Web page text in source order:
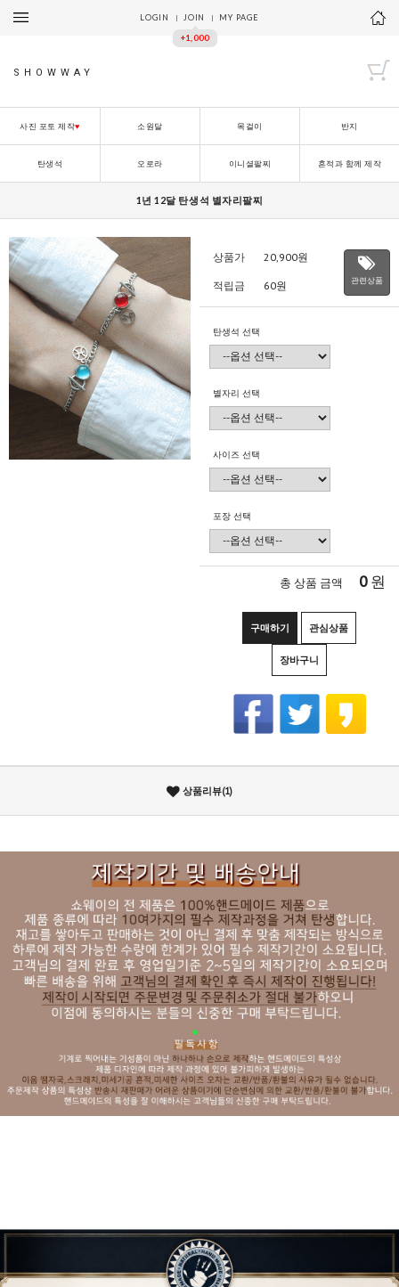
LOGIN JOIN
+1,000
MY PAGE
SHOWWAY
사진 포토 제작♥ 소원달 목걸이 반지
탄생석 오로라 이니셜팔찌 흔적과 함께 제작
1년 12달 탄생석 별자리팔찌
상품가 20,900원
적립금 60원 관련상품
탄생석 선택
별자리 선택
사이즈 선택
포장 선택
총 상품 금액 0원
구매하기 관심상품
장바구니
상품리뷰(1)